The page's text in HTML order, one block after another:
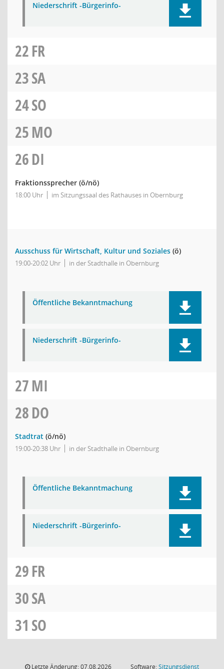
Niederschrift -Bürgerinfo-
22FR
23SA
24SO
25MO
26DI
Fraktionssprecher (ö/nö)
18:00 Uhr im Sitzungssaal des Rathauses in Obernburg
Ausschuss für Wirtschaft, Kultur und Soziales (ö)
19:00-20:02 Uhr in der Stadthalle in Obernburg
Öffentliche Bekanntmachung
Niederschrift -Bürgerinfo-
27MI
28DO
Stadtrat (ö/nö)
19:00-20:38 Uhr in der Stadthalle in Obernburg
Öffentliche Bekanntmachung
Niederschrift -Bürgerinfo-
29FR
30SA
31 SO
Letzte Änderung: 07.08.2026 Software:Sitzungsdienst